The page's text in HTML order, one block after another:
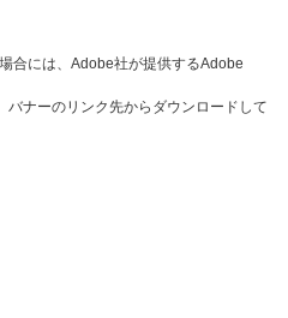
合には、Adobe社が提供するAdobe
ナーのリンク先からダウンロードして